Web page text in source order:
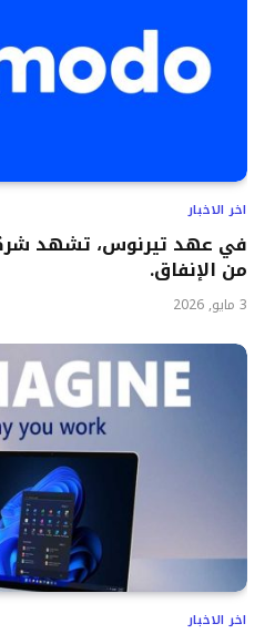
اخر الاخبار
في عهد تيرنوس، تشهد
من الإنفاق.
3 مايو, 2026
اخر الاخبار